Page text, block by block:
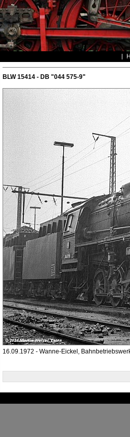
BLW 15414 - DB "044 575-9"
16.09.1972 - Wanne-Eickel,